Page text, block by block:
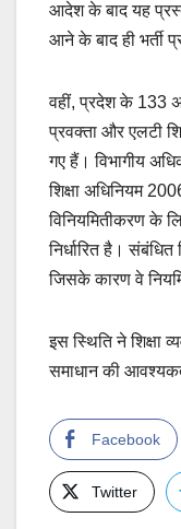
आदेश के बाद यह
आने के बाद ही भर्ती
वहीं, प्रदेश के 133
प्रवक्ता और एलटी
गए हैं। विभागीय
शिक्षा अधिनियम
विनियमितीकरण के
निर्धारित है।
जिसके कारण वे
इस स्थिति ने शिक्षा
समाधान की
Facebook
Twitter